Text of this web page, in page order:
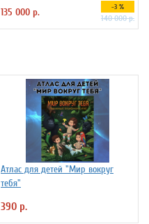
135 000 р. -3 %
140 000 р.
Атлас для детей "Мир вокруг
тебя"
390 р.